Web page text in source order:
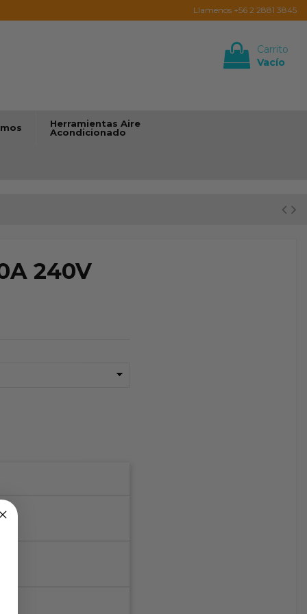
Llamenos +56 2 2881 3845
Carrito
Vacío
Herramientas Aire
Acondicionado
240V